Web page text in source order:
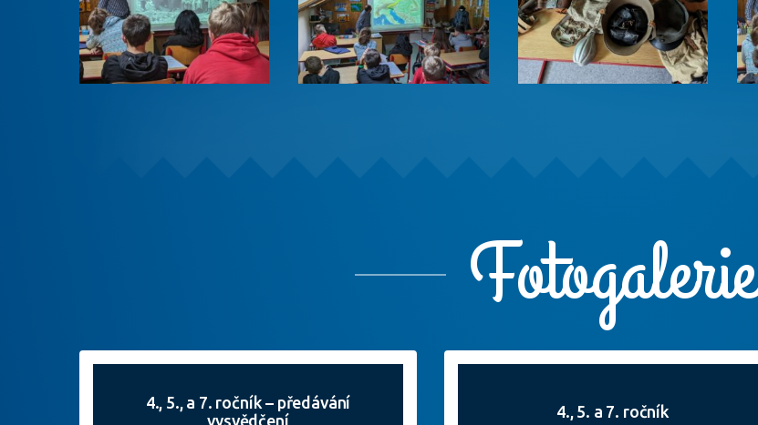
Fotogalerie
4., 5., a 7. ročník – předávání
vysvědčení
4., 5. a 7. ročník